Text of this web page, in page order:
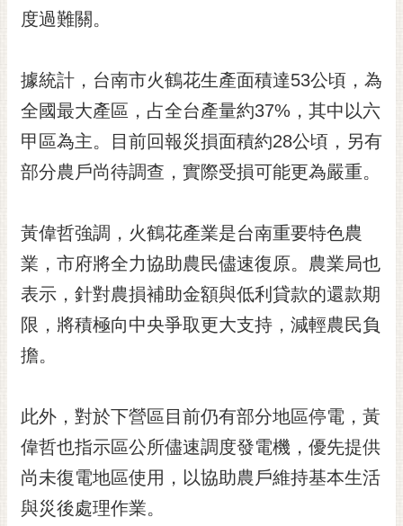
報
民
信
箱
English
日
語
隱
私
權
及
安
全
策
網
資
料
度過難關。
據統計，台南市火鶴花生產面積達53公頃，為
全國最大產區，占全台產量約37%，其中以六
甲區為主。目前回報災損面積約28公頃，另有
部分農戶尚待調查，實際受損可能更為嚴重。
黃偉哲強調，火鶴花產業是台南重要特色農
業，市府將全力協助農民儘速復原。農業局也
表示，針對農損補助金額與低利貸款的還款期
限，將積極向中央爭取更大支持，減輕農民負
擔。
此外，對於下營區目前仍有部分地區停電，黃
偉哲也指示區公所儘速調度發電機，優先提供
尚未復電地區使用，以協助農戶維持基本生活
與災後處理作業。